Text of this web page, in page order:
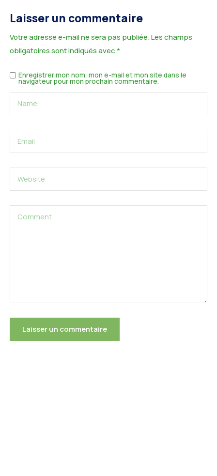
Laisser un commentaire
Votre adresse e-mail ne sera pas publiée.Les champs
obligatoires sont indiqués avec*
Enregistrer mon nom, mon e-mail et mon site dans le
navigateur pour mon prochain commentaire.